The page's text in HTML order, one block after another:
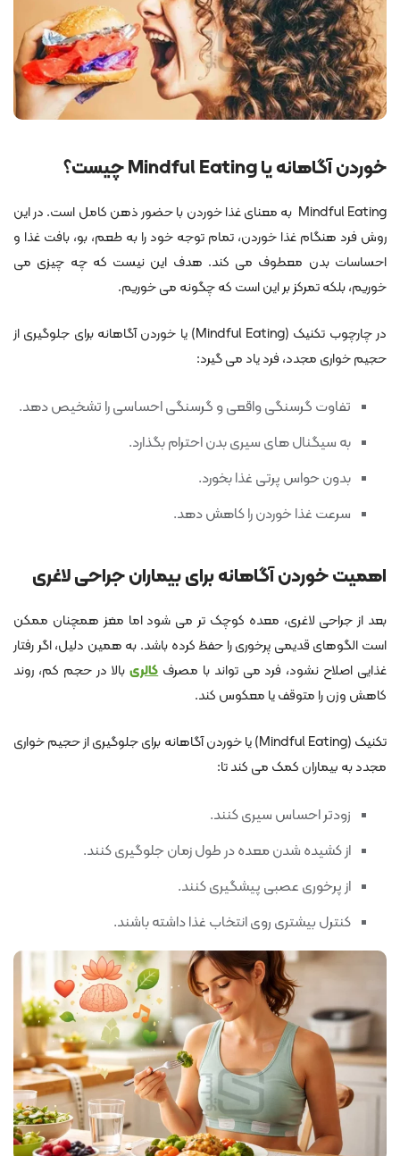
خوردن آگاهانه یا Mindful Eating چیست؟
Mindful Eating به معنای غذا خوردن با حضور ذهن کامل است. در این
روش فرد هنگام غذا خوردن، تمام توجه خود را به طعم، بو، بافت غذا و
احساسات بدن معطوف می کند. هدف این نیست که چه چیزی می
خوریم، بلکه تمرکز بر این است که چگونه می خوریم.
در چارچوب تکنیک (Mindful Eating) یا خوردن آگاهانه برای جلوگیری از
حجیم خواری مجدد، فرد یاد می گیرد:
تفاوت گرسنگی واقعی و گرسنگی احساسی را تشخیص دهد.
به سیگنال های سیری بدن احترام بگذارد.
بدون حواس پرتی غذا بخورد.
سرعت غذا خوردن را کاهش دهد.
اهمیت خوردن آگاهانه برای بیماران جراحی لاغری
بعد از جراحی لاغری، معده کوچک تر می شود اما مغز همچنان ممکن
است الگوهای قدیمی پرخوری را حفظ کرده باشد. به همین دلیل، اگر رفتار
غذایی اصلاح نشود، فرد می تواند با مصرفکالریبالا در حجم کم، روند
کاهش وزن را متوقف یا معکوس کند.
تکنیک (Mindful Eating) یا خوردن آگاهانه برای جلوگیری از حجیم خواری
مجدد به بیماران کمک می کند تا:
زودتر احساس سیری کنند.
از کشیده شدن معده در طول زمان جلوگیری کنند.
از پرخوری عصبی پیشگیری کنند.
کنترل بیشتری روی انتخاب غذا داشته باشند.